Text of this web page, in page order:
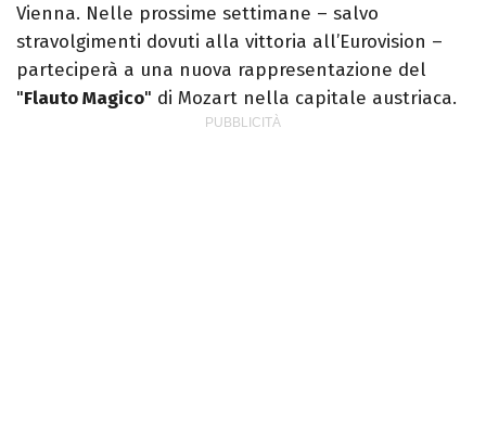
Vienna. Nelle prossime settimane – salvo
stravolgimenti dovuti alla vittoria all’Eurovision –
parteciperà a una nuova rappresentazione del
"Flauto Magico" di Mozart nella capitale austriaca.